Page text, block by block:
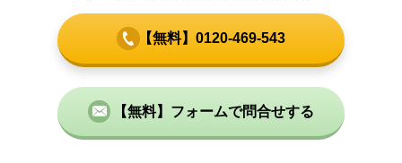
【無料】0120-469-543
【無料】フォームで問合せする